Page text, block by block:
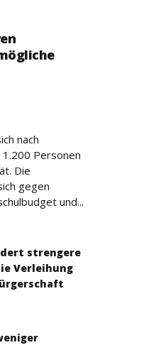
nach
Personen
Die
gegen
und...
strengere
Verleihung